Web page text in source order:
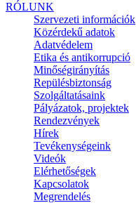
RÓLUNK
Szervezeti információk
Közérdekű adatok
Adatvédelem
Etika és antikorrupció
Minőségirányítás
Repülésbiztonság
Szolgáltatásaink
Pályázatok, projektek
Rendezvények
Hírek
Tevékenységeink
Videók
Elérhetőségek
Kapcsolatok
Megrendelés